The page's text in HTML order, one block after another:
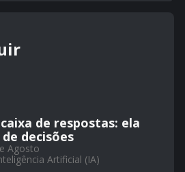
de respostas: ela
decisões
Agosto
Artificial (IA)